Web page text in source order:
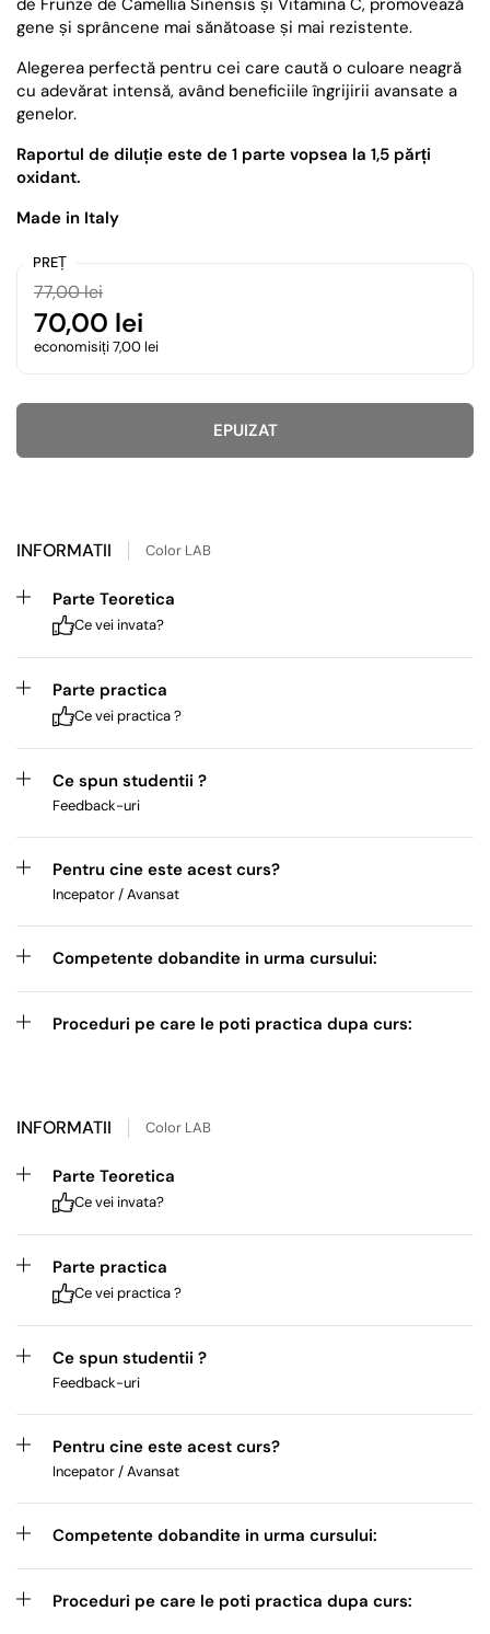
gene și sprâncene mai sănătoase și mai rezistente.
Alegerea perfectă pentru cei care caută o culoare neagră
cu adevărat intensă, având beneficiile îngrijirii avansate a
genelor.
Raportul de diluție este de 1 parte vopsea la 1,5 părți
oxidant.
Made in Italy
PREȚ
70,00 lei
77,00 lei
economisiți 7,00 lei
EPUIZAT
INFORMATII Color LAB
Parte Teoretica
Ce vei invata?
Parte practica
Ce vei practica ?
Ce spun studentii ?
Feedback-uri
Pentru cine este acest curs?
Incepator / Avansat
Competente dobandite in urma cursului:
Proceduri pe care le poti practica dupa curs:
INFORMATII Color LAB
Parte Teoretica
Ce vei invata?
Parte practica
Ce vei practica ?
Ce spun studentii ?
Feedback-uri
Pentru cine este acest curs?
Incepator / Avansat
Competente dobandite in urma cursului:
Proceduri pe care le poti practica dupa curs: